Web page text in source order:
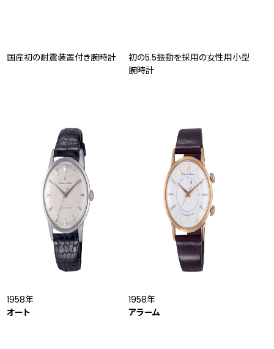
国産初の耐震装置付き腕時計
初の5.5振動を採用の女性用小型
腕時計
1958年
オート
1958年
アラーム